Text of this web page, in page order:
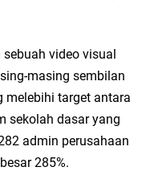
Cibitung Wetan: Serap
Perkuat Soliditas di
video visual
masing sembilan
melebihi target antara
sekolah dasar yang
admin perusahaan
285%.